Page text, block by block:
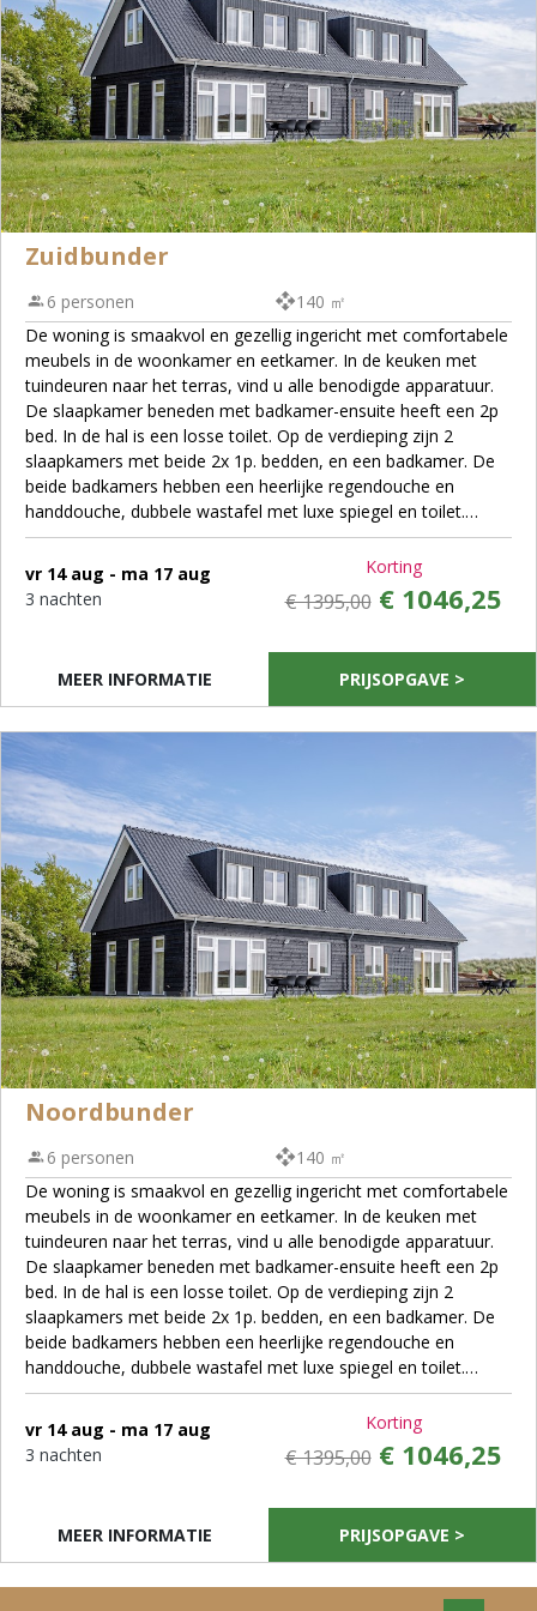
Zuidbunder
6 personen
140 ㎡
De woning is smaakvol en gezellig ingericht met comfortabele
meubels in de woonkamer en eetkamer. In de keuken met
tuindeuren naar het terras, vind u alle benodigde apparatuur.
De slaapkamer beneden met badkamer-ensuite heeft een 2p
bed. In de hal is een losse toilet. Op de verdieping zijn 2
slaapkamers met beide 2x 1p. bedden, en een badkamer. De
beide badkamers hebben een heerlijke regendouche en
handdouche, dubbele wastafel met luxe spiegel en toilet.
Totaal 3 toiletten in huis.
vr 14 aug - ma 17 aug
3 nachten
Korting
€ 1395,00€ 1046,25
MEER INFORMATIE PRIJSOPGAVE >
Noordbunder
6 personen
140 ㎡
De woning is smaakvol en gezellig ingericht met comfortabele
meubels in de woonkamer en eetkamer. In de keuken met
tuindeuren naar het terras, vind u alle benodigde apparatuur.
De slaapkamer beneden met badkamer-ensuite heeft een 2p
bed. In de hal is een losse toilet. Op de verdieping zijn 2
slaapkamers met beide 2x 1p. bedden, en een badkamer. De
beide badkamers hebben een heerlijke regendouche en
handdouche, dubbele wastafel met luxe spiegel en toilet.
Totaal 3 toiletten in huis.
vr 14 aug - ma 17 aug
3 nachten
Korting
€ 1395,00€ 1046,25
MEER INFORMATIE PRIJSOPGAVE >